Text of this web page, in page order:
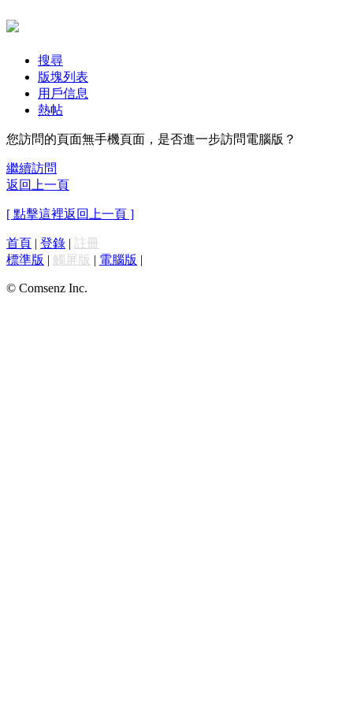
搜尋
版塊列表
用戶信息
熱帖
您訪問的頁面無手機頁面，是否進一步訪問電腦版？
繼續訪問
返回上一頁
[ 點擊這裡返回上一頁 ]
首頁 | 登錄 | 註冊
標準版 | 觸屏版 | 電腦版 |
© Comsenz Inc.